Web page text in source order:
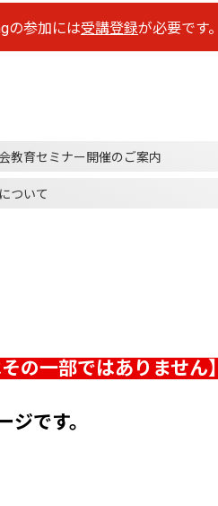
の参加には受講登録が必要です。
教育セミナー開催のご案内
ついて
の⼀部ではありません】
です。